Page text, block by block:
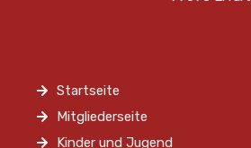
Startseite
Mitgliederseite
Kinder und Jugend